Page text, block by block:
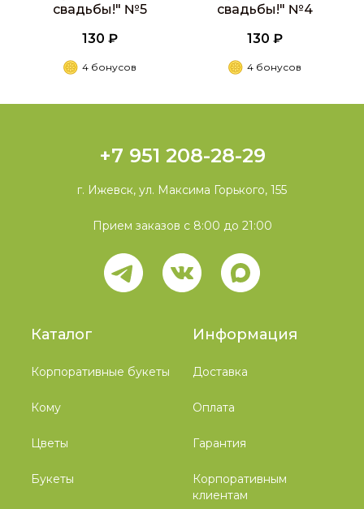
свадьбы!" №5
130 ₽
4 бонусов
свадьбы!" №4
130 ₽
4 бонусов
Каталог
Корпоративные букеты
Кому
Цветы
Букеты
Информация
Доставка
Оплата
Гарантия
Корпоративным
клиентам
+7 951 208-28-29
г. Ижевск, ул. Максима Горького, 155
Прием заказов с 8:00 до 21:00